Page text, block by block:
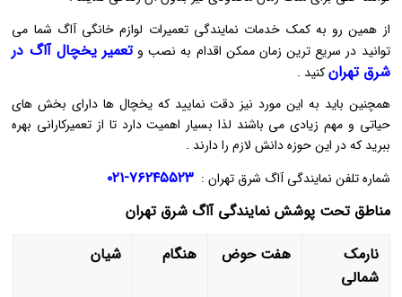
از همین رو به کمک خدمات نمایندگی تعمیرات لوازم خانگی آاگ شما می
توانید در سریع ترین زمان ممکن اقدام به نصب وتعمیر یخچال آاگ در
شرق تهرانکنید .
همچنین باید به این مورد نیز دقت نمایید که یخچال ها دارای بخش های
حیاتی و مهم زیادی می باشند لذا بسیار اهمیت دارد تا از تعمیرکارانی بهره
ببرید که در این حوزه دانش لازم را دارند .
شماره تلفن نمایندگی آاگ شرق تهران :۷۶۲۴۵۵۲۳-۰۲۱
مناطق تحت پوشش نمایندگی آاگ شرق تهران
نارمک
شمالی
هفت حوض هنگام شیان